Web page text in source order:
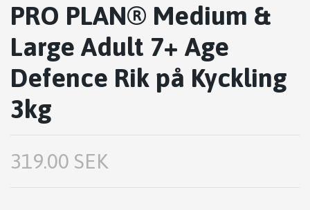
PRO PLAN® Medium &
Large Adult 7+ Age
Defence Rik på Kyckling
3kg
319.00 SEK